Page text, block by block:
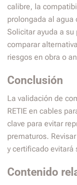
calibre, la
prolongada al agua
Solicitar ayuda a su
comparar
riesgos en obra o
Conclusión
La validación de
RETIE en cables
clave para evitar
prematuros.
y certificado evitará
Contenido